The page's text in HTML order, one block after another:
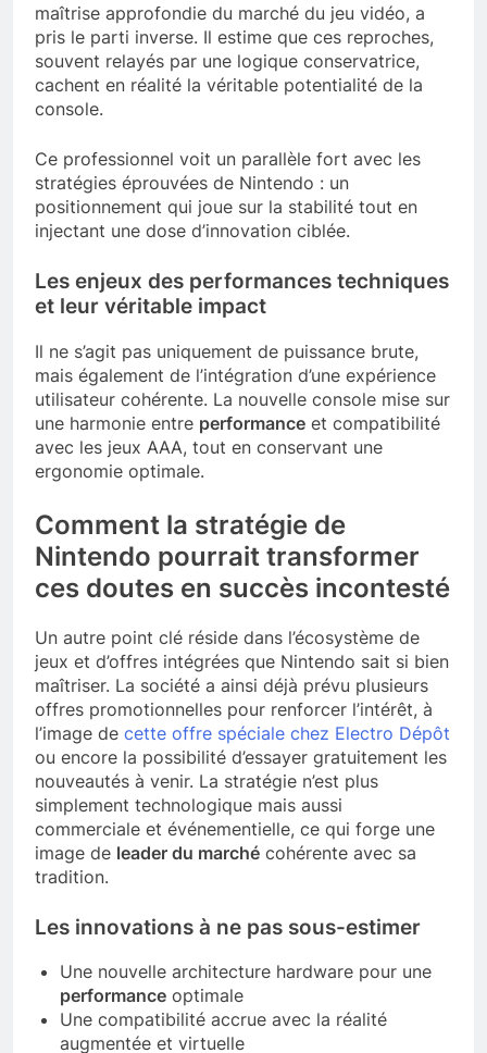
maîtrise approfondie du marché du jeu vidéo, a
pris le parti inverse. Il estime que ces reproches,
souvent relayés par une logique conservatrice,
cachent en réalité la véritable potentialité de la
console.
Ce professionnel voit un parallèle fort avec les
stratégies éprouvées de Nintendo : un
positionnement qui joue sur la stabilité tout en
injectant une dose d’innovation ciblée.
Les enjeux des performances techniques
et leur véritable impact
Il ne s’agit pas uniquement de puissance brute,
mais également de l’intégration d’une expérience
utilisateur cohérente. La nouvelle console mise sur
une harmonie entre performance et compatibilité
avec les jeux AAA, tout en conservant une
ergonomie optimale.
Comment la stratégie de
Nintendo pourrait transformer
ces doutes en succès incontesté
Un autre point clé réside dans l’écosystème de
jeux et d’offres intégrées que Nintendo sait si bien
maîtriser. La société a ainsi déjà prévu plusieurs
offres promotionnelles pour renforcer l’intérêt, à
l’image de cette offre spéciale chez Electro Dépôt
ou encore la possibilité d’essayer gratuitement les
nouveautés à venir. La stratégie n’est plus
simplement technologique mais aussi
commerciale et événementielle, ce qui forge une
image de leader du marché cohérente avec sa
tradition.
Les innovations à ne pas sous-estimer
Une nouvelle architecture hardware pour une
performance optimale
Une compatibilité accrue avec la réalité
augmentée et virtuelle